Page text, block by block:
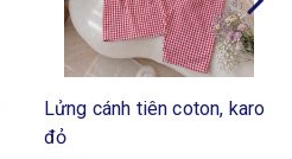
Lửng cánh tiên coton, karo
đỏ